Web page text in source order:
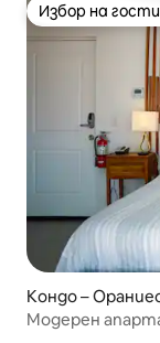
Избор на
Избор на
Кондо –
Модерен